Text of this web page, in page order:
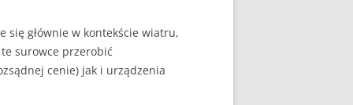
ULOTKI I PLAKATY
O PALENIU BEZ DYMU W MEDIACH
się głównie w kontekście wiatru,
surowce przerobić
cenie) jak i urządzenia